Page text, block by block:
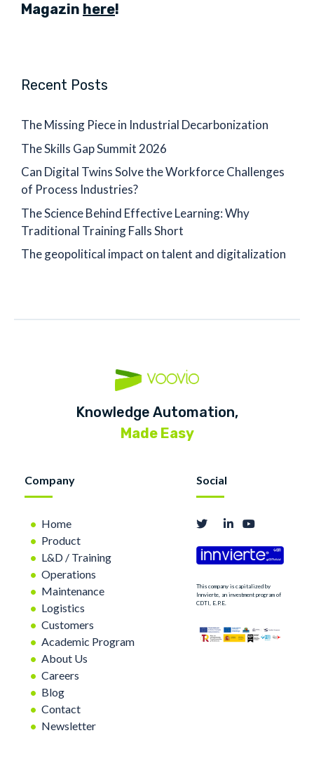
Magazin here!
Recent Posts
The Missing Piece in Industrial Decarbonization
The Skills Gap Summit 2026
Can Digital Twins Solve the Workforce Challenges
of Process Industries?
The Science Behind Effective Learning: Why
Traditional Training Falls Short
The geopolitical impact on talent and digitalization
Knowledge Automation,
Made Easy
Company
Home
Product
L&D / Training
Operations
Maintenance
Logistics
Customers
Academic Program
About Us
Careers
Blog
Contact
Newsletter
Social
This company is capitalized by
Innvierte, an investment program of
CDTI, E.P.E.